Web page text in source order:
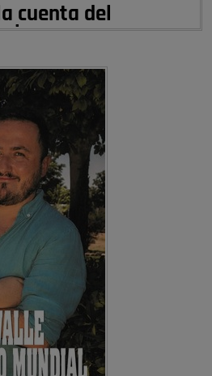
cuenta del
…
nunca en Pozuelo , pero yo si desde
de la
para familias con hijos y no
tan …
Huerta Grande: las
empadronados en Pozuelo para